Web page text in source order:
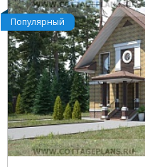
Популярный